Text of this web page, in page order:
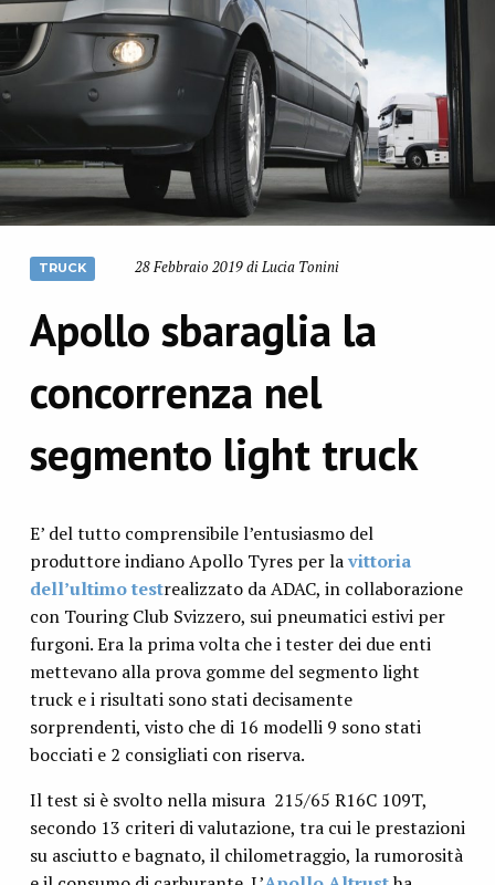
TRUCK 28 Febbraio 2019 di Lucia Tonini
Apollo sbaraglia la
concorrenza nel
segmento light truck
E’ del tutto comprensibile l’entusiasmo del
produttore indiano Apollo Tyres per lavittoria
dell’ultimo testrealizzato da ADAC, in collaborazione
con Touring Club Svizzero, sui pneumatici estivi per
furgoni. Era la prima volta che i tester dei due enti
mettevano alla prova gomme del segmento light
truck e i risultati sono stati decisamente
sorprendenti, visto che di 16 modelli 9 sono stati
bocciati e 2 consigliati con riserva.
Il test si è svolto nella misura 215/65 R16C 109T,
secondo 13 criteri di valutazione, tra cui le prestazioni
su asciutto e bagnato, il chilometraggio, la rumorosità